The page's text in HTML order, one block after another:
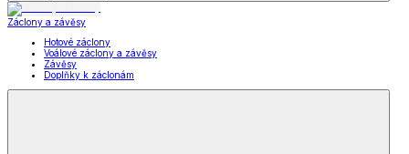
Záclony a závěsy
Hotové záclony
Voálové záclony a závěsy
Závěsy
Doplňky k záclonám